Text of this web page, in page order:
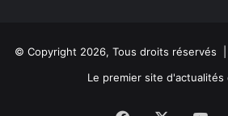
© Copyright 2026, Tous droits réservés |
Le premier site d'actualités